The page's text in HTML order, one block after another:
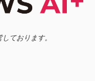
ております。